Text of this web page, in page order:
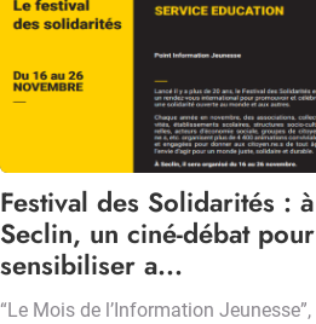
Festival des Solidarités : à
Seclin, un ciné-débat pour
sensibiliser a...
“Le Mois de l’Information Jeunesse”,